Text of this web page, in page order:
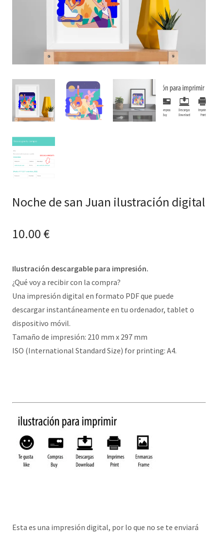
Noche de san Juan ilustración digital
10.00 €
Ilustración descargable para impresión.
¿Qué voy a recibir con la compra?
Una impresión digital en formato PDF que puede
descargar instantáneamente en tu ordenador, tablet o
dispositivo móvil.
Tamaño de impresión: 210 mm x 297 mm
ISO (International Standard Size) for printing: A4.
Esta es una impresión digital, por lo que no se te enviará